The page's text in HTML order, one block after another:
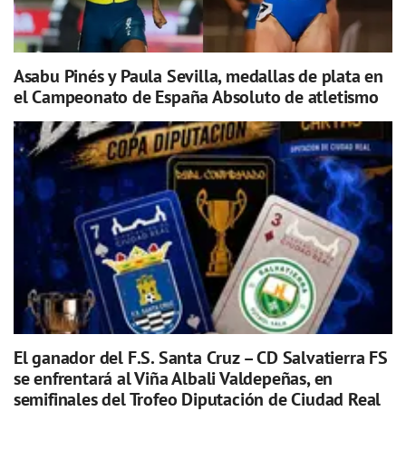
Asabu Pinés y Paula Sevilla, medallas de plata en
el Campeonato de España Absoluto de atletismo
El ganador del F.S. Santa Cruz – CD Salvatierra FS
se enfrentará al Viña Albali Valdepeñas, en
semifinales del Trofeo Diputación de Ciudad Real